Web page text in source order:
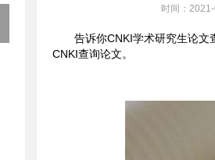
时间：
告诉你CNKI学术研究生论文
CNKI查询论文。